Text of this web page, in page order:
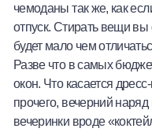
чемоданы так же, как
отпуск. Стирать вещи
будет мало чем
Разве что в самых
окон. Что касается
прочего, вечерний
вечеринки вроде